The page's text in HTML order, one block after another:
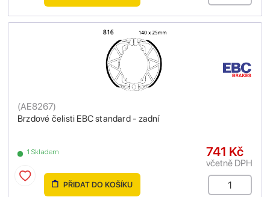
Brzdové čelisti EBC standard - zadní
(AE8267)
1 Skladem 741 Kč
včetně DPH
PŘIDAT DO KOŠÍKU